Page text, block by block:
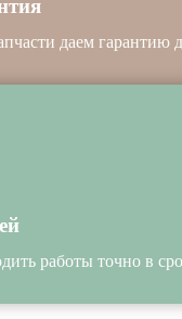
даем гарантию
работы точно в